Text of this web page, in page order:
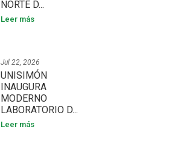
NORTE D...
Leer más
Jul 22, 2026
UNISIMÓN
INAUGURA
MODERNO
LABORATORIO D...
Leer más